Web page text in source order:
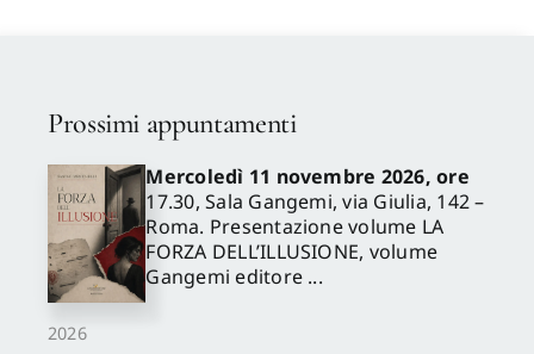
Prossimi appuntamenti
2026
Mercoledì 11 novembre 2026, ore
17.30, Sala Gangemi, via Giulia, 142 –
Roma. Presentazione volume LA
FORZA DELL’ILLUSIONE, volume
Gangemi editore ...